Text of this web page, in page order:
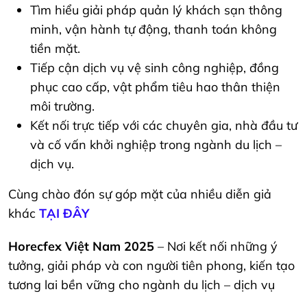
Tìm hiểu giải pháp quản lý khách sạn thông
minh, vận hành tự động, thanh toán không
tiền mặt.
Tiếp cận dịch vụ vệ sinh công nghiệp, đồng
phục cao cấp, vật phẩm tiêu hao thân thiện
môi trường.
Kết nối trực tiếp với các chuyên gia, nhà đầu tư
và cố vấn khởi nghiệp trong ngành du lịch –
dịch vụ.
Cùng chào đón sự góp mặt của nhiều diễn giả
khác TẠI ĐÂY
Horecfex Việt Nam 2025 – Nơi kết nối những ý
tưởng, giải pháp và con người tiên phong, kiến tạo
tương lai bền vững cho ngành du lịch – dịch vụ